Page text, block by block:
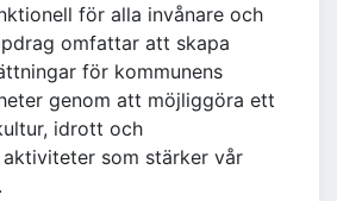
för alla invånare och
omfattar att skapa
för kommunens
genom att möjliggöra ett
idrott och
som stärker vår